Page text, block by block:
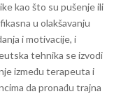
kao što su pušenje ili
u olakšavanju
i motivacije, i
tehnika se izvodi
između terapeuta i
da pronađu trajna